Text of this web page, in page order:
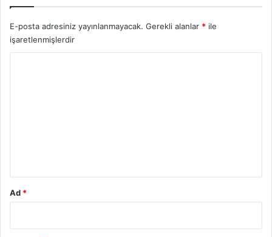
E-posta adresiniz yayınlanmayacak. Gerekli alanlar * ile
işaretlenmişlerdir
Ad *